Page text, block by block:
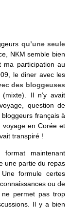
qu’une seule
NKM semble bien
ma participation au
le diner avec les
des bloggeuses
Il n’y avait
question de
français à
voyage en Corée et
transpiré !
maintenant
une partie du repas
formule certes
ou de
ne permet pas trop
Il y a bien